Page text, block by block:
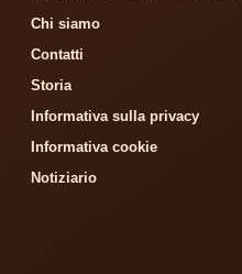
Chi siamo
Contatti
Storia
Informativa sulla privacy
Informativa cookie
Notiziario